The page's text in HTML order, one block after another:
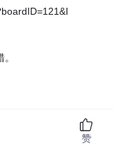
赞